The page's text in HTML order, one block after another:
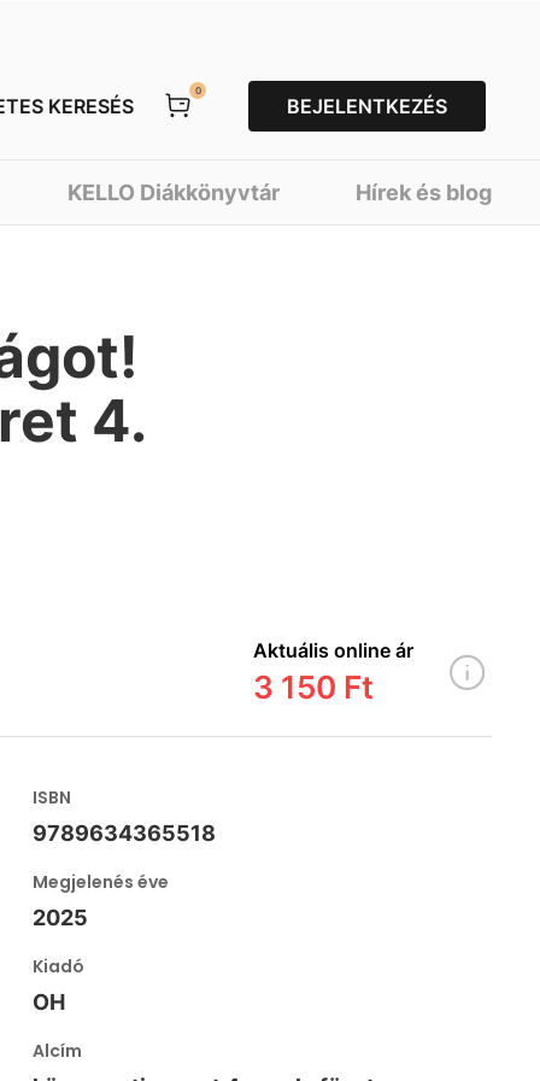
KERESÉS
0
BEJELENTKEZÉS
KELLO Diákkönyvtár Hírek és blog
4.
Aktuális online ár
3 150 Ft
ISBN
9789634365518
Megjelenés éve
2025
Kiadó
OH
Alcím